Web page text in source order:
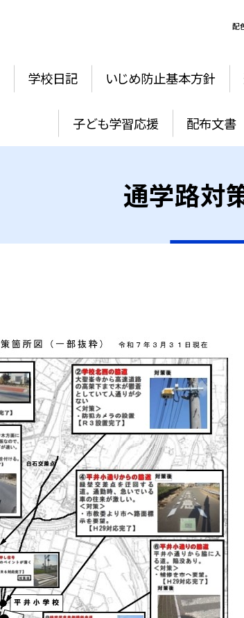
配
学校日記 いじめ防止基本方針
子ども学習応援 配布文書
通学路対